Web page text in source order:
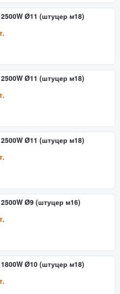
Ø11 (штуцер м18)
Ø11 (штуцер м18)
Ø11 (штуцер м18)
Ø9 (штуцер м16)
Ø10 (штуцер м18)